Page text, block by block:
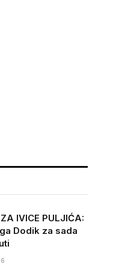
IVICE PULJIĆA:
Dodik za sada